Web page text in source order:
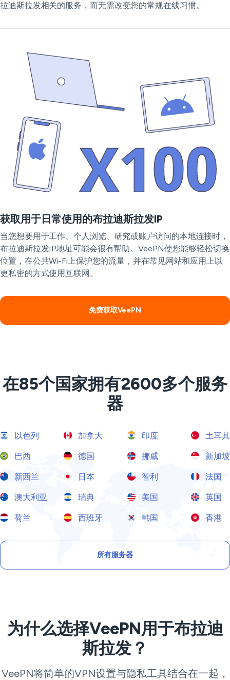
拉迪斯拉发相关的服务，而无需改变您的常规在线习惯。
获取用于日常使用的布拉迪斯拉发IP
当您想要用于工作、个人浏览、研究或账户访问的本地连接时，
布拉迪斯拉发IP地址可能会很有帮助。VeePN使您能够轻松切换
位置，在公共Wi-Fi上保护您的流量，并在常见网站和应用上以
更私密的方式使用互联网。
免费获取VeePN
在85个国家拥有2600多个服务
器
以色列 加拿大 印度 土耳其
巴西 德国 挪威 新加坡
新西兰 日本 智利 法国
澳大利亚 瑞典 美国 英国
荷兰 西班牙 韩国 香港
所有服务器
为什么选择VeePN用于布拉迪
斯拉发？
VeePN将简单的VPN设置与隐私工具结合在一起，